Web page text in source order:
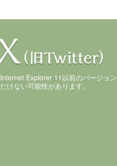
Internet Explorer 11以前のバージョ
だけない可能性があります。